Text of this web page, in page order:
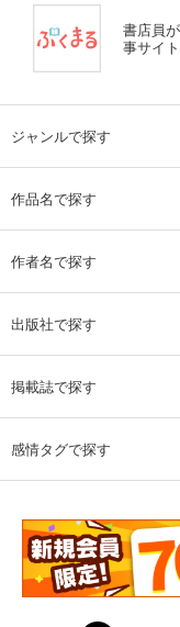
書店員
事サイ
ジャンルで探す
作品名で探す
作者名で探す
出版社で探す
掲載誌で探す
感情タグで探す